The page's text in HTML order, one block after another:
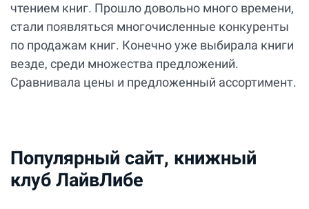
чтением книг. Прошло довольно много времени,
стали появляться многочисленные конкуренты
по продажам книг. Конечно уже выбирала книги
везде, среди множества предложений.
Сравнивала цены и предложенный ассортимент.
Популярный сайт, книжный
клуб ЛайвЛибе